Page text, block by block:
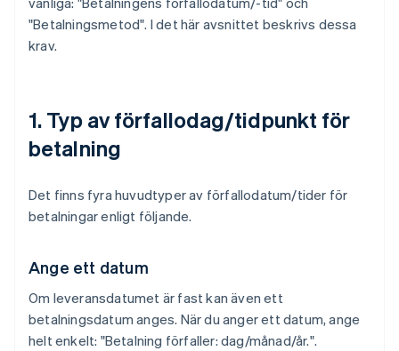
"Betalningsmetod". I det här avsnittet beskrivs dessa
krav.
1. Typ av förfallodag/tidpunkt för
betalning
Det finns fyra huvudtyper av förfallodatum/tider för
betalningar enligt följande.
Ange ett datum
Om leveransdatumet är fast kan även ett
betalningsdatum anges. När du anger ett datum, ange
helt enkelt: "Betalning förfaller: dag/månad/år.".